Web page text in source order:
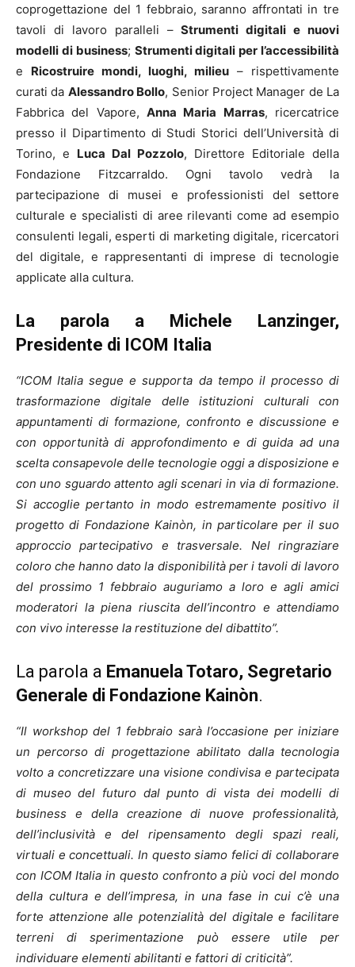
coprogettazione del 1 febbraio, saranno affrontati in tre
tavoli di lavoro paralleli –Strumenti digitali e nuovi
modelli di business; Strumenti digitali per l’accessibilità
e Ricostruire mondi, luoghi, milieu – rispettivamente
curati da Alessandro Bollo, Senior Project Manager de La
Fabbrica del Vapore, Anna Maria Marras, ricercatrice
presso il Dipartimento di Studi Storici dell’Università di
Torino, e Luca Dal Pozzolo, Direttore Editoriale della
Fondazione Fitzcarraldo. Ogni tavolo vedrà la
partecipazione di musei e professionisti del settore
culturale e specialisti di aree rilevanti come ad esempio
consulenti legali, esperti di marketing digitale, ricercatori
del digitale, e rappresentanti di imprese di tecnologie
applicate alla cultura.
La parola a Michele Lanzinger,
Presidente di ICOM Italia
“ICOM Italia segue e supporta da tempo il processo di
trasformazione digitale delle istituzioni culturali con
appuntamenti di formazione, confronto e discussione e
con opportunità di approfondimento e di guida ad una
scelta consapevole delle tecnologie oggi a disposizione e
con uno sguardo attento agli scenari in via di formazione.
Si accoglie pertanto in modo estremamente positivo il
progetto di Fondazione Kainòn, in particolare per il suo
approccio partecipativo e trasversale. Nel ringraziare
coloro che hanno dato la disponibilità per i tavoli di lavoro
del prossimo 1 febbraio auguriamo a loro e agli amici
moderatori la piena riuscita dell’incontro e attendiamo
con vivo interesse la restituzione del dibattito”.
La parola a Emanuela Totaro, Segretario
Generale di Fondazione Kainòn.
“Il workshop del 1 febbraio sarà l’occasione per iniziare
un percorso di progettazione abilitato dalla tecnologia
volto a concretizzare una visione condivisa e partecipata
di museo del futuro dal punto di vista dei modelli di
business e della creazione di nuove professionalità,
dell’inclusività e del ripensamento degli spazi reali,
virtuali e concettuali. In questo siamo felici di collaborare
con ICOM Italia in questo confronto a più voci del mondo
della cultura e dell’impresa, in una fase in cui c’è una
forte attenzione alle potenzialità del digitale e facilitare
terreni di sperimentazione può essere utile per
individuare elementi abilitanti e fattori di criticità”.